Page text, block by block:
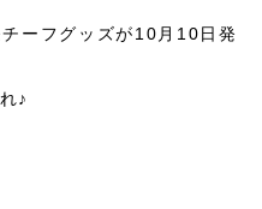
ーフグッズが10月10日発
♪